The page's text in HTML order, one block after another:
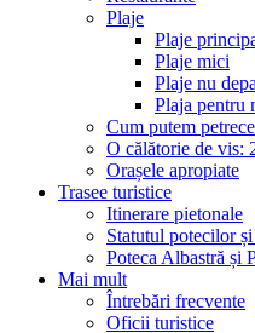
Plaje
Plaje
Plaje mici
Plaje nu
Plaja pentru
Cum putem
O călătorie de vis:
Orașele apropiate
Trasee turistice
Itinerare pietonale
Statutul potecilor și
Poteca Albastră și
Mai mult
Întrebări frecvente
Oficii turistice